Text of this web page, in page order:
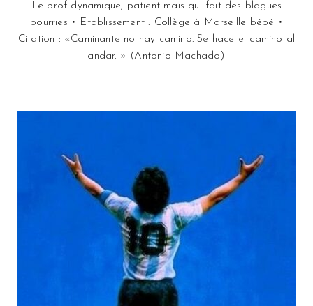
Le prof dynamique, patient mais qui fait des blagues
pourries • Etablissement : Collège à Marseille bébé •
Citation : «Caminante no hay camino. Se hace el camino al
andar. » (Antonio Machado)